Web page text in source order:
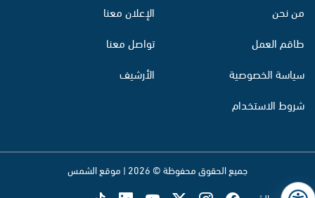
من نحن
طاقم العمل
سياسة الخصوصية
شروط الاستخدام
الإعلان معنا
تواصل معنا
الأرشيف
جميع الحقوق محفوظة © 2026 | موقع الشمس